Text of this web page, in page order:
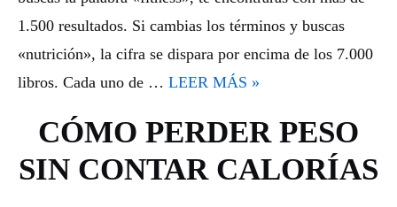
1.500 resultados. Si cambias los términos y buscas
«nutrición», la cifra se dispara por encima de los 7.000
libros. Cada uno de … LEER MÁS »
CÓMO PERDER PESO
SIN CONTAR CALORÍAS